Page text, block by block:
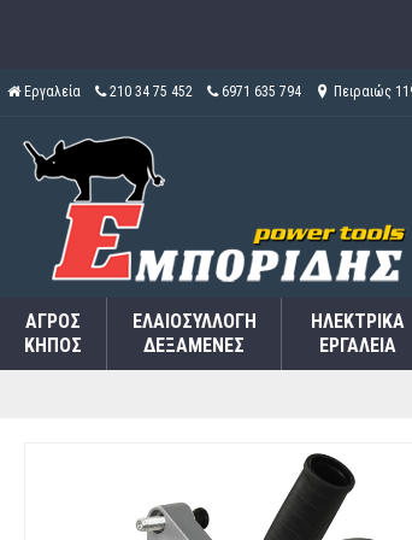
Εργαλεία 210 34 75 452 6971 635 794 Πειραιώς
ΑΓΡΌΣ
ΚΉΠΟΣ
ΕΛΑΙΟΣΥΛΛΟΓΉ
ΔΕΞΑΜΕΝΈΣ
ΗΛΕΚΤΡΙΚΆ
ΕΡΓΑΛΕΊΑ